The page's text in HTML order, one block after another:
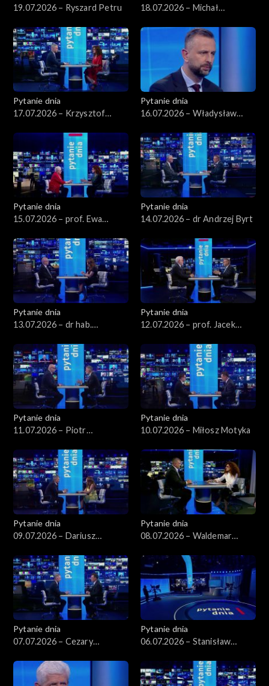
19.07.2026 – Ryszard Petru
18.07.2026 – Michał
Pytanie dnia
17.07.2026 – Krzysztof
Pytanie dnia
16.07.2026 – Władysław
Pytanie dnia
15.07.2026 – prof. Ewa
Pytanie dnia
14.07.2026 – dr Andrzej Byrt
Pytanie dnia
13.07.2026 – dr hab.
Pytanie dnia
12.07.2026 – prof. Jacek
Pytanie dnia
11.07.2026 – Piotr
Pytanie dnia
10.07.2026 – Miłosz Motyka
Pytanie dnia
09.07.2026 – Dariusz
Pytanie dnia
08.07.2026 – Waldemar
Pytanie dnia
07.07.2026 – Cezary
Pytanie dnia
06.07.2026 – Stanisław